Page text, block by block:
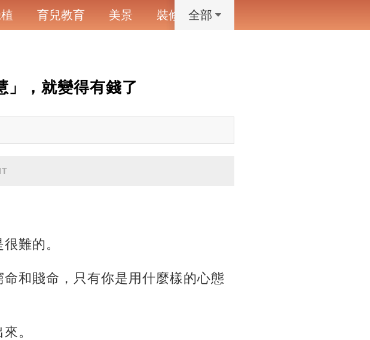
育兒教育 美景 裝修 寵物
全部
」，就變得有錢了
難的。
和賤命，只有你是用什麼樣的心態
。